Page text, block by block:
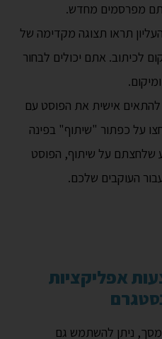
מפרסמים מחדש.
תראו תצוגה מקדימה של
לכיתוב. אתם יכולים לבחור
אישית את הפוסט עם
על כפתור "שיתוף" בפינה
שלחצתם על שיתוף, הפוסט
העוקבים שלכם.
אפליקציות
ניתן להשתמש גם